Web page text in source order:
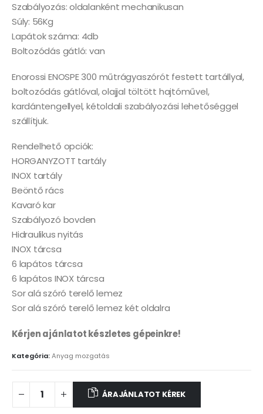
Szabályozás: oldalanként mechanikusan
Súly: 56Kg
Lapátok száma: 4db
Boltozódás gátló: van
Enorossi ENOSPE 300 műtrágyaszórót festett tartállyal,
boltozódás gátlóval, olajjal töltött hajtóművel,
kardántengellyel, kétoldali szabályozási lehetőséggel
szállítjuk.
Rendelhető opciók:
HORGANYZOTT tartály
INOX tartály
Beöntő rács
Kavaró kar
Szabályozó bovden
Hidraulikus nyitás
INOX tárcsa
6 lapátos tárcsa
6 lapátos INOX tárcsa
Sor alá szóró terelő lemez
Sor alá szóró terelő lemez két oldalra
Kérjen ajánlatot készletes gépeinkre!
Kategória:Anyag mozgatás
ÁRAJÁNLATOT KÉREK